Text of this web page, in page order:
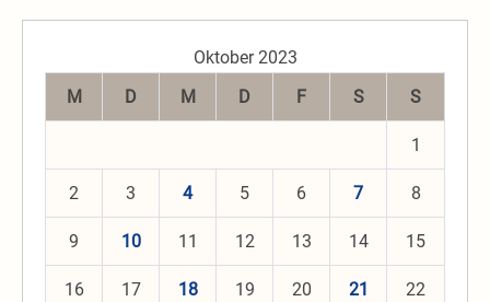
Oktober 2023
M
D M D F S S
1
2 3 4 5 6 7 8
9 10 11 12 13 14 15
16 17 18 19 20 21 22